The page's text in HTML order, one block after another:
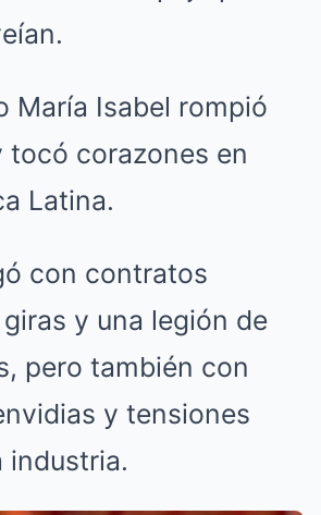
María Isabel rompió
tocó corazones en
Latina.
con contratos
y una legión de
pero también con
y tensiones
industria.